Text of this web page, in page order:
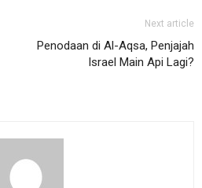
Next article
Penodaan di Al-Aqsa, Penjajah
Israel Main Api Lagi?